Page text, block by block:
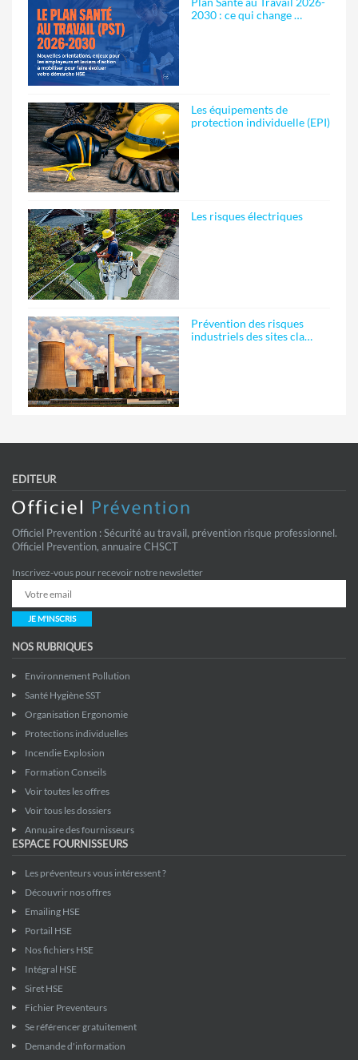
2030 : ce qui change …
Les équipements de
protection individuelle (EPI)
Les risques électriques
Prévention des risques
industriels des sites cla…
EDITEUR
Officiel Prevention : Sécurité au travail, prévention risque professionnel.
Officiel Prevention, annuaire CHSCT
Inscrivez-vous pour recevoir notre newsletter
JE M'INSCRIS
NOS RUBRIQUES
Environnement Pollution
Santé Hygiène SST
Organisation Ergonomie
Protections individuelles
Incendie Explosion
Formation Conseils
Voir toutes les offres
Voir tous les dossiers
Annuaire des fournisseurs
ESPACE FOURNISSEURS
Les préventeurs vous intéressent ?
Découvrir nos offres
Emailing HSE
Portail HSE
Nos fichiers HSE
Intégral HSE
Siret HSE
Fichier Preventeurs
Se référencer gratuitement
Demande d'information